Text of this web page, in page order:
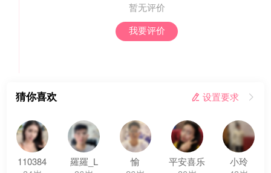
暂无评价
我要评价
猜你喜欢  设置要求 
110384
羅羅_L
愉
平安喜乐
小玲